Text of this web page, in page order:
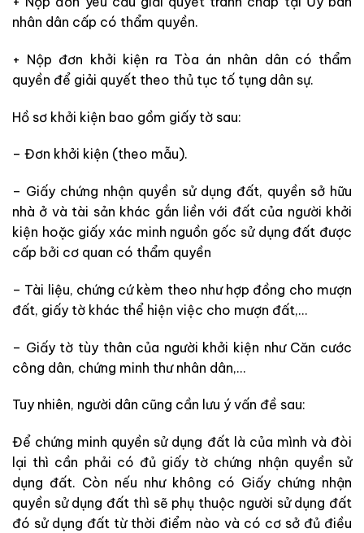
nhân dân cấp có thẩm quyền.
+ Nộp đơn khởi kiện ra Tòa án nhân dân có thẩm
quyền để giải quyết theo thủ tục tố tụng dân sự.
Hồ sơ khởi kiện bao gồm giấy tờ sau:
– Đơn khởi kiện (theo mẫu).
– Giấy chứng nhận quyền sử dụng đất, quyền sở hữu
nhà ở và tài sản khác gắn liền với đất của người khởi
kiện hoặc giấy xác minh nguồn gốc sử dụng đất được
cấp bởi cơ quan có thẩm quyền
– Tài liệu, chứng cứ kèm theo như hợp đồng cho mượn
đất, giấy tờ khác thể hiện việc cho mượn đất,…
– Giấy tờ tùy thân của người khởi kiện như Căn cước
công dân, chứng minh thư nhân dân,…
Tuy nhiên, người dân cũng cần lưu ý vấn đề sau:
Để chứng minh quyền sử dụng đất là của mình và đòi
lại thì cần phải có đủ giấy tờ chứng nhận quyền sử
dụng đất. Còn nếu như không có Giấy chứng nhận
quyền sử dụng đất thì sẽ phụ thuộc người sử dụng đất
đó sử dụng đất từ thời điểm nào và có cơ sở đủ điều